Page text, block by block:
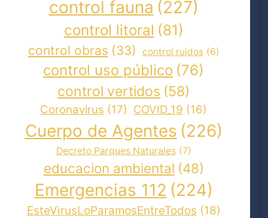
control fauna (227)
control litoral (81)
control obras (33) control ruidos (6)
control uso público (76)
control vertidos (58)
Coronavirus (17) COVID_19 (16)
Cuerpo de Agentes (226)
Decreto Parques Naturales (7)
educacion ambiental (48)
Emergencias 112 (224)
EsteVirusLoParamosEntreTodos (18)